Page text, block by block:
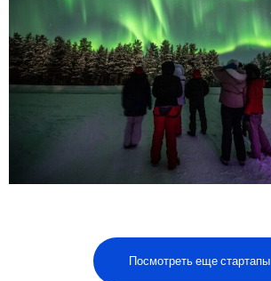
Посмотреть еще стартапы